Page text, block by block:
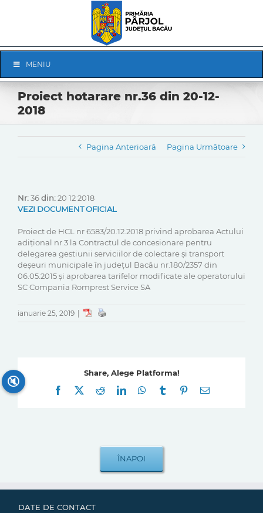
Navigation
MENIU
Proiect hotarare nr.36 din 20-12-
2018
Pagina Anterioară Pagina Următoare
Nr:36din:20 12 2018
VEZI DOCUMENT OFICIAL
Proiect de HCL nr 6583/20.12.2018 privind aprobarea Actului
adițional nr.3 la Contractul de concesionare pentru
delegarea gestiunii serviciilor de colectare și transport
deșeuri municipale în județul Bacău nr.180/2357 din
06.05.2015 și aprobarea tarifelor modificate ale operatorului
SC Compania Romprest Service SA
ianuarie 25, 2019
Share, Alege Platforma!
Facebook
RedditLinkedInWhatsApp
Tumblr Pinterest
E-
DATE DE CONTACT
🔇